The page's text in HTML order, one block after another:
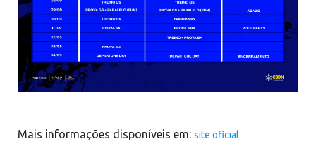
Mais informações disponíveis em: site oficial